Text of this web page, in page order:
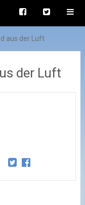
aus der Luft
der Luft